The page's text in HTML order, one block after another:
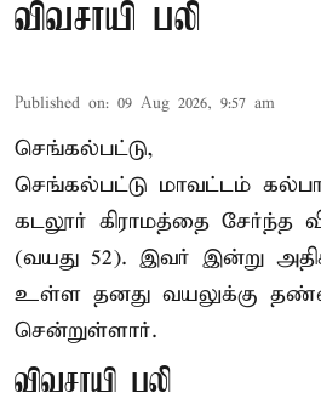
விவசாயி பலி
Published on: 09 Aug 2026, 9:57 am
செங்கல்பட்டு,
செங்கல்பட்டு மாவட்டம்
கடலூர் கிராமத்தை சேர்ந்த
(வயது 52). இவர் இன்று
உள்ள தனது வயலுக்கு
சென்றுள்ளார்.
விவசாயி பலி